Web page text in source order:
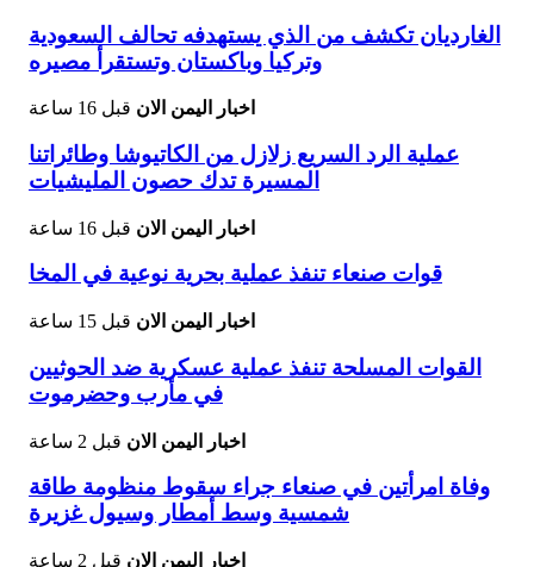
الغارديان تكشف من الذي يستهدفه تحالف السعودية
وتركيا وباكستان وتستقرأ مصيره
اخبار اليمن الان قبل 16 ساعة
عملية الرد السريع زلازل من الكاتيوشا وطائراتنا
المسيرة تدك حصون المليشيات
اخبار اليمن الان قبل 16 ساعة
قوات صنعاء تنفذ عملية بحرية نوعية في المخا
اخبار اليمن الان قبل 15 ساعة
القوات المسلحة تنفذ عملية عسكرية ضد الحوثيين
في مأرب وحضرموت
اخبار اليمن الان قبل 2 ساعة
وفاة امرأتين في صنعاء جراء سقوط منظومة طاقة
شمسية وسط أمطار وسيول غزيرة
اخبار اليمن الان قبل 2 ساعة